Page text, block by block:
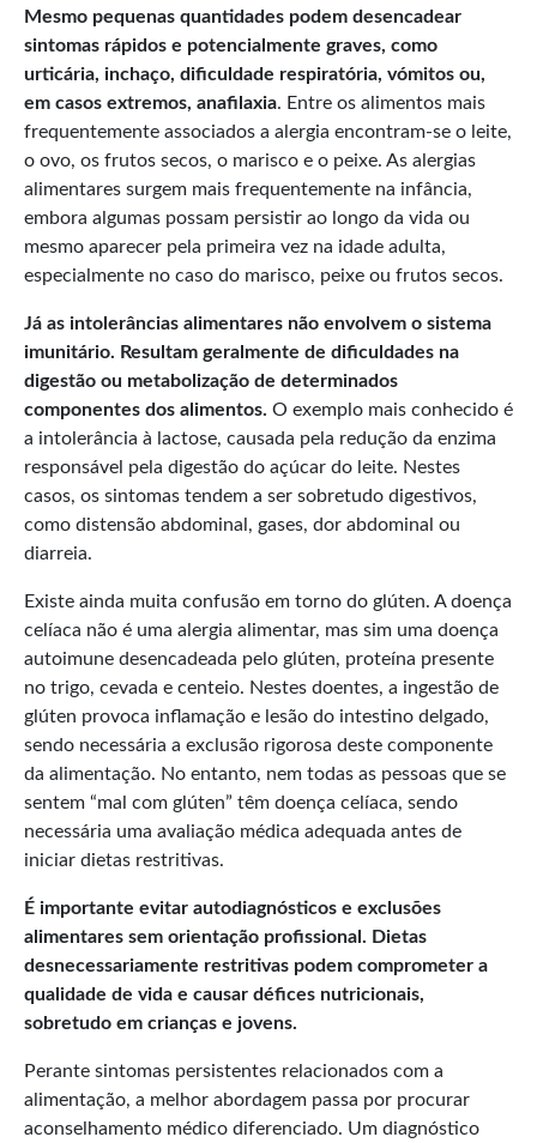
Mesmo pequenas quantidades podem desencadear
sintomas rápidos e potencialmente graves, como
urticária, inchaço, dificuldade respiratória, vómitos ou,
em casos extremos, anafilaxia. Entre os alimentos mais
frequentemente associados a alergia encontram-se o leite,
o ovo, os frutos secos, o marisco e o peixe. As alergias
alimentares surgem mais frequentemente na infância,
embora algumas possam persistir ao longo da vida ou
mesmo aparecer pela primeira vez na idade adulta,
especialmente no caso do marisco, peixe ou frutos secos.
Já as intolerâncias alimentares não envolvem o sistema
imunitário. Resultam geralmente de dificuldades na
digestão ou metabolização de determinados
componentes dos alimentos. O exemplo mais conhecido é
a intolerância à lactose, causada pela redução da enzima
responsável pela digestão do açúcar do leite. Nestes
casos, os sintomas tendem a ser sobretudo digestivos,
como distensão abdominal, gases, dor abdominal ou
diarreia.
Existe ainda muita confusão em torno do glúten. A doença
celíaca não é uma alergia alimentar, mas sim uma doença
autoimune desencadeada pelo glúten, proteína presente
no trigo, cevada e centeio. Nestes doentes, a ingestão de
glúten provoca inflamação e lesão do intestino delgado,
sendo necessária a exclusão rigorosa deste componente
da alimentação. No entanto, nem todas as pessoas que se
sentem “mal com glúten” têm doença celíaca, sendo
necessária uma avaliação médica adequada antes de
iniciar dietas restritivas.
É importante evitar autodiagnósticos e exclusões
alimentares sem orientação profissional. Dietas
desnecessariamente restritivas podem comprometer a
qualidade de vida e causar défices nutricionais,
sobretudo em crianças e jovens.
Perante sintomas persistentes relacionados com a
alimentação, a melhor abordagem passa por procurar
aconselhamento médico diferenciado. Um diagnóstico